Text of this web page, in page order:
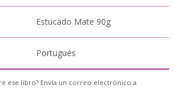
Estucado Mate 90g
Portugués
ese libro? Envía un correo electrónico a